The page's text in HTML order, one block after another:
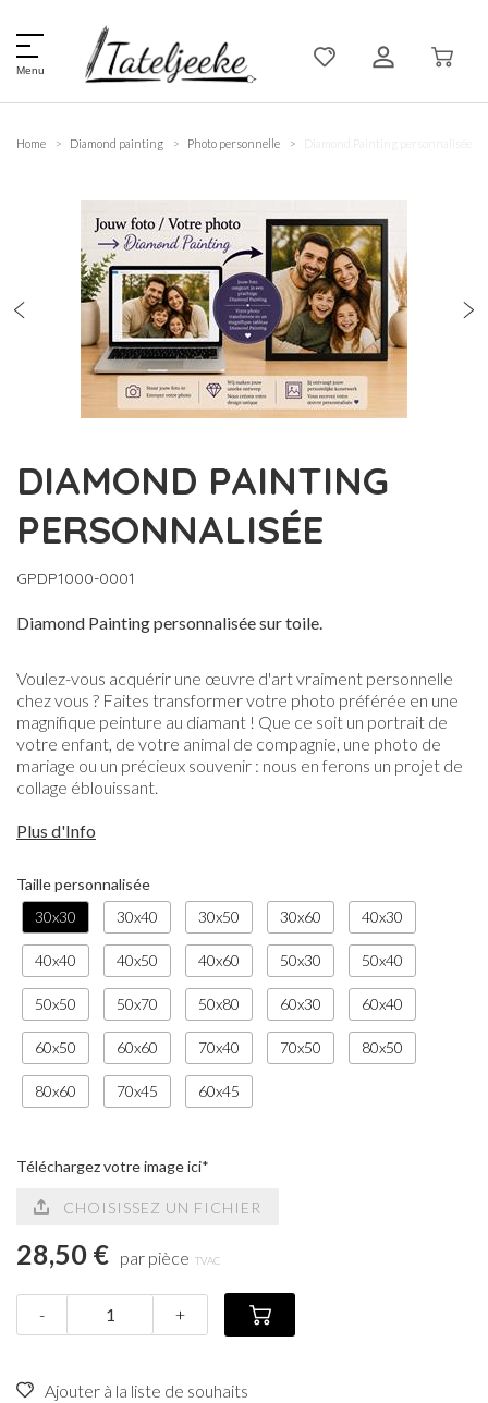
Menu
Home Diamond painting Photo personnelle Diamond Painting personnalisée
DIAMOND PAINTING
PERSONNALISÉE
GPDP1000-0001
Diamond Painting personnalisée sur toile.
Voulez-vous acquérir une œuvre d'art vraiment personnelle
chez vous ? Faites transformer votre photo préférée en une
magnifique peinture au diamant ! Que ce soit un portrait de
votre enfant, de votre animal de compagnie, une photo de
mariage ou un précieux souvenir : nous en ferons un projet de
collage éblouissant.
Plus d'Info
Taille personnalisée
30x30
30x40 30x50 30x60 40x30
40x40 40x50 40x60 50x30 50x40
50x50 50x70 50x80 60x30 60x40
60x50 60x60 70x40 70x50 80x50
80x60 70x45 60x45
Téléchargez votre image ici*
CHOISISSEZ UN FICHIER
28,50 € par pièce TVAC
- +
Ajouter à la liste de souhaits